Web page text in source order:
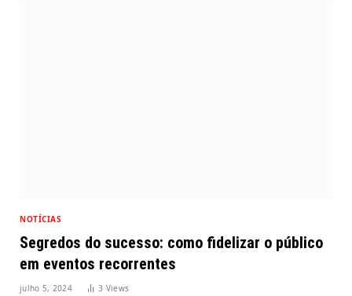
NOTÍCIAS
Segredos do sucesso: como fidelizar o público
em eventos recorrentes
julho 5, 2024 3 Views